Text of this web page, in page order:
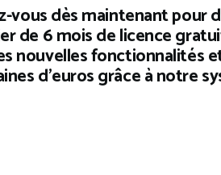
vous dès maintenant pour
de 6 mois de licence
nouvelles fonctionnalités
d’euros grâce à notre